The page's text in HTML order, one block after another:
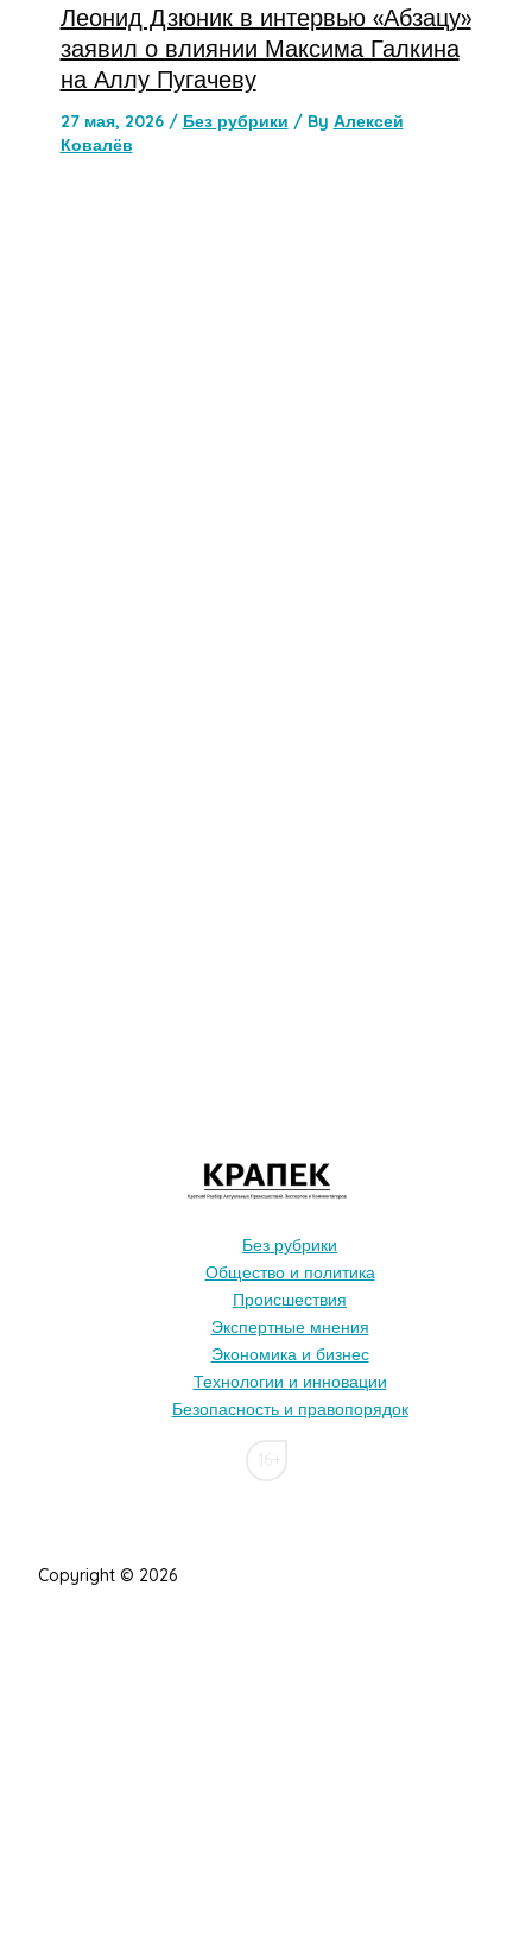
Леонид Дзюник в интервью «Абзацу»
заявил о влиянии Максима Галкина
на Аллу Пугачеву
27 мая, 2026 / Без рубрики / By Алексей
Ковалёв
Без рубрики
Общество и политика
Происшествия
Экспертные мнения
Экономика и бизнес
Технологии и инновации
Безопасность и правопорядок
Copyright © 2026